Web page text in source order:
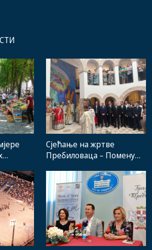
Сјећање на жртве
Пребиловаца – Помену
представници
институција, локалних
заједница и грађани